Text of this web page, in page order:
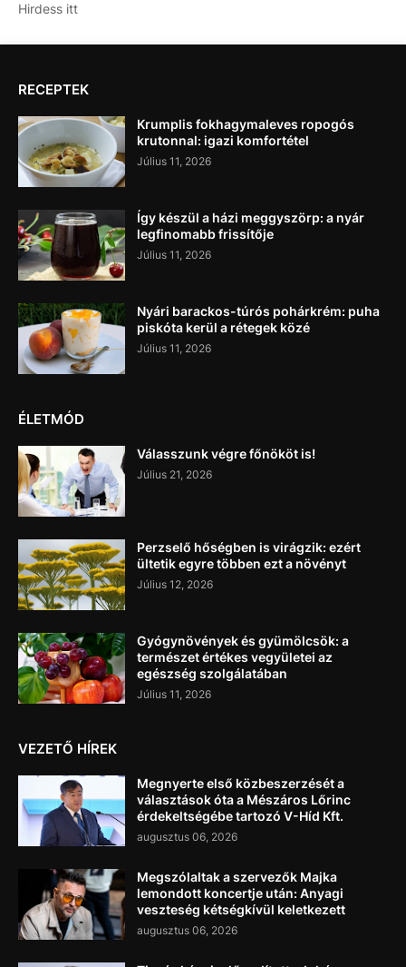
Hirdess itt
RECEPTEK
Krumplis fokhagymaleves ropogós
krutonnal: igazi komfortétel
Július 11, 2026
Így készül a házi meggyszörp: a nyár
legfinomabb frissítője
Július 11, 2026
Nyári barackos-túrós pohárkrém: puha
piskóta kerül a rétegek közé
Július 11, 2026
ÉLETMÓD
Válasszunk végre főnököt is!
Július 21, 2026
Perzselő hőségben is virágzik: ezért
ültetik egyre többen ezt a növényt
Július 12, 2026
Gyógynövények és gyümölcsök: a
természet értékes vegyületei az
egészség szolgálatában
Július 11, 2026
VEZETŐ HÍREK
Megnyerte első közbeszerzését a
választások óta a Mészáros Lőrinc
érdekeltségébe tartozó V-Híd Kft.
augusztus 06, 2026
Megszólaltak a szervezők Majka
lemondott koncertje után: Anyagi
veszteség kétségkívül keletkezett
augusztus 06, 2026